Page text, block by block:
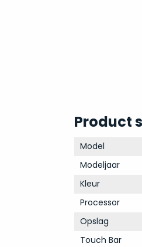
Product
Model
Modeljaar
Kleur
Processor
Opslag
Touch Bar